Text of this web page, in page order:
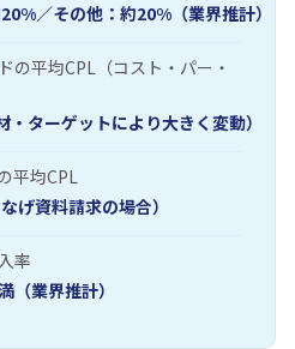
／その他：約20%（業界推計）
の平均CPL（コスト・パー・
ターゲットにより大きく変動）
平均CPL
げ資料請求の場合）
率
（業界推計）